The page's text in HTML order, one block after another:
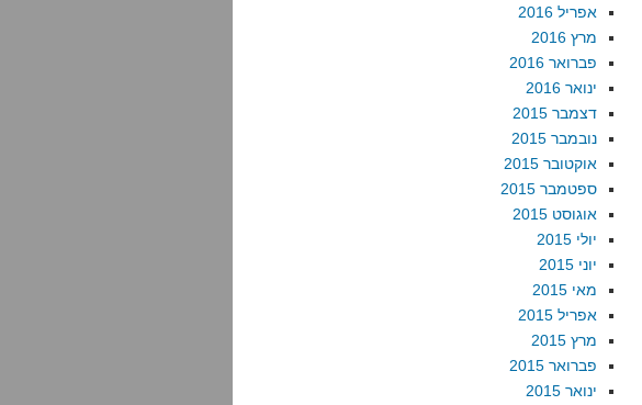
אפריל 2016
מרץ 2016
פברואר 2016
ינואר 2016
דצמבר 2015
נובמבר 2015
אוקטובר 2015
ספטמבר 2015
אוגוסט 2015
יולי 2015
יוני 2015
מאי 2015
אפריל 2015
מרץ 2015
פברואר 2015
ינואר 2015